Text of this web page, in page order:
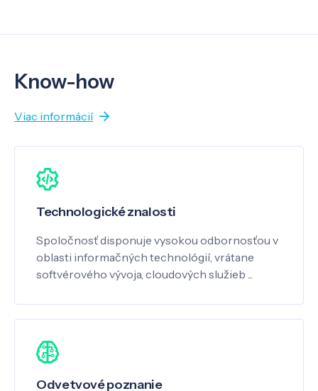
Know-how
Viac informácií
Technologické znalosti
Spoločnosť disponuje vysokou odbornosťou v
oblasti informačných technológií, vrátane
softvérového vývoja, cloudových služieb ...
Odvetvové poznanie